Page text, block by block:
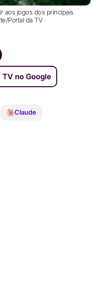
aos jogos dos principais
Portal da TV
no Google
Claude